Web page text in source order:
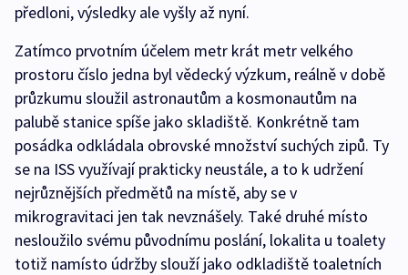
předloni, výsledky ale vyšly až nyní.
Zatímco prvotním účelem metr krát metr velkého
prostoru číslo jedna byl vědecký výzkum, reálně v době
průzkumu sloužil astronautům a kosmonautům na
palubě stanice spíše jako skladiště. Konkrétně tam
posádka odkládala obrovské množství suchých zipů. Ty
se na ISS využívají prakticky neustále, a to k udržení
nejrůznějších předmětů na místě, aby se v
mikrogravitaci jen tak nevznášely. Také druhé místo
nesloužilo svému původnímu poslání, lokalita u toalety
totiž namísto údržby slouží jako odkladiště toaletních